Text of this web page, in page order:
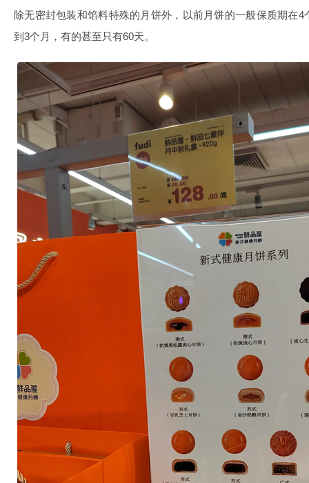
除无密封包装和馅料特殊的月饼外，以前月饼的一般保质期在
到3个月，有的甚至只有60天。